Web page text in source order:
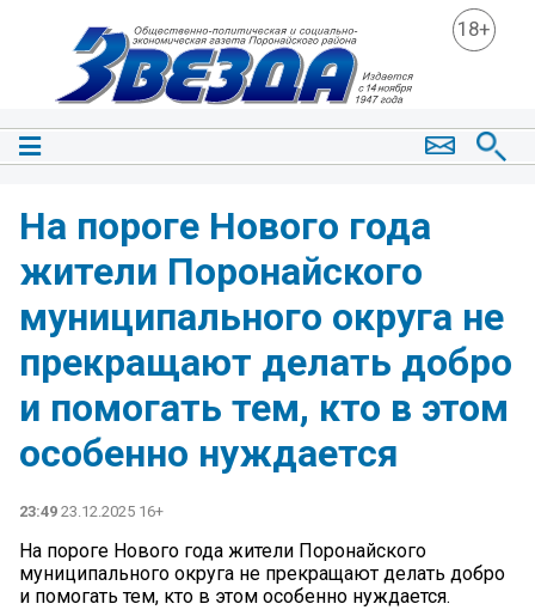
18+
На пороге Нового года
жители Поронайского
муниципального округа не
прекращают делать добро
и помогать тем, кто в этом
особенно нуждается
23:49 23.12.2025 16+
На пороге Нового года жители Поронайского
муниципального округа не прекращают делать добро
и помогать тем, кто в этом особенно нуждается.